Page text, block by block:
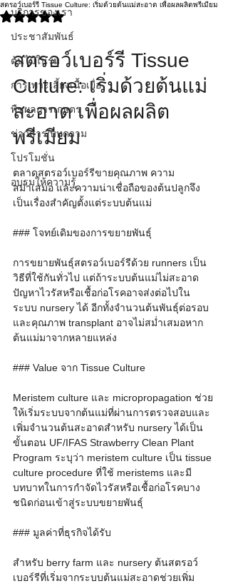
บริการของเรา
ประชาสัมพันธ์
ต้นไม้ในร่ม
การเพาะเลี้ยงเนื้อเยื่อ
พืชผลการเกษตร
ข่าวสาร/บทความ
โปรโมชั่น
อบรมให้ความรู้
สตรอว์เบอร์รี Tissue Culture: เริ่มด้วยต้นแม่สะอาด เพื่อผลผลิตพรีเมียม
ได้รับ NaN เต็ม 5 ดาว
สตรอว์เบอร์รี Tissue
Culture: เริ่มด้วยต้นแม่
สะอาด เพื่อผลผลิต
พรีเมียม
ตลาดสตรอว์เบอร์รีขายคุณภาพ ความ
สม่ำเสมอ และความน่าเชื่อถือของต้นปลูกจึง
เป็นเรื่องสำคัญตั้งแต่ระบบต้นแม่
### โจทย์เดิมของการขยายพันธุ์
การขยายพันธุ์สตรอว์เบอร์รีด้วย runners เป็น
วิธีที่ใช้กันทั่วไป แต่ถ้าระบบต้นแม่ไม่สะอาด
ปัญหาไวรัสหรือเชื้อก่อโรคอาจส่งต่อไปใน
ระบบ nursery ได้ อีกทั้งจำนวนต้นพันธุ์ต่อรอบ
และคุณภาพ transplant อาจไม่สม่ำเสมอหาก
ต้นแม่มาจากหลายแหล่ง
### Value จาก Tissue Culture
Meristem culture และ micropropagation ช่วย
ให้เริ่มระบบจากต้นแม่ที่ผ่านการตรวจสอบและ
เพิ่มจำนวนต้นสะอาดสำหรับ nursery ได้เป็น
ขั้นตอน UF/IFAS Strawberry Clean Plant
Program ระบุว่า meristem culture เป็น tissue
culture procedure ที่ใช้ meristems และมี
บทบาทในการกำจัดไวรัสหรือเชื้อก่อโรคบาง
ชนิดก่อนเข้าสู่ระบบขยายพันธุ์
### มูลค่าที่ธุรกิจได้รับ
สำหรับ berry farm และ nursery ต้นสตรอว์
เบอร์รีที่เริ่มจากระบบต้นแม่สะอาดช่วยเพิ่ม